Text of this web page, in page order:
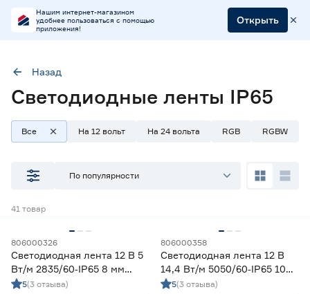
Нашим интернет-магазином
удобнее пользоваться с помощью
приложения!
Открыть
Степень защиты (IP) 65
Наличие в магазинах
ул. Селезнева, 4
ул. им. Данилы Волкореза, 2
Тип
Ленты диодные для бани и сауны
Назад
Светодиодные ленты IP65
Все На 12 вольт На 24 вольта RGB RGBW
По популярности
41 товар
806000326
Светодиодная лента 12 В 5
Вт/м 2835/60‑IP65 8 мм
холодный 2 м Geniled
5(3 отзыва)
806000358
Светодиодная лента 12 В
14,4 Вт/м 5050/60‑IP65 10
мм мультиколор 5 м Geniled
5(3 отзыва)